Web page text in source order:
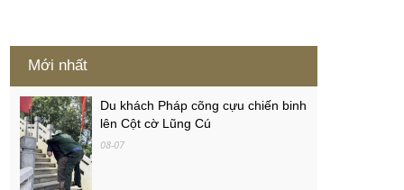
Mới nhất
Du khách Pháp cõng cựu chiến binh
lên Cột cờ Lũng Cú
08-07